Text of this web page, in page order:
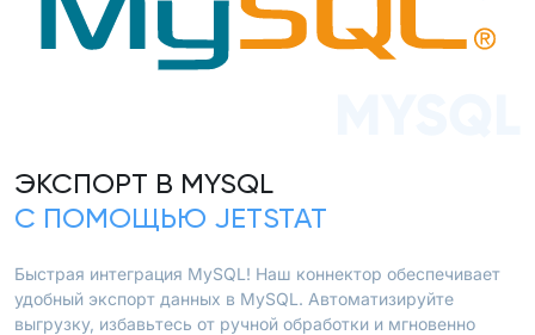
ЭКСПОРТ В MYSQL
С ПОМОЩЬЮ JETSTAT
Быстрая интеграция MySQL! Наш коннектор обеспечивает
удобный экспорт данных в MySQL. Автоматизируйте
выгрузку, избавьтесь от ручной обработки и мгновенно